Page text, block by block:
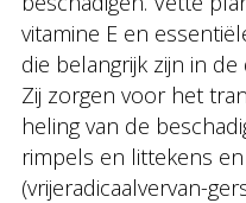
vitamine E en
die belangrijk zijn in
Zij zorgen voor het
heling van de
rimpels en littekens
(vrijeradicaalvervan-